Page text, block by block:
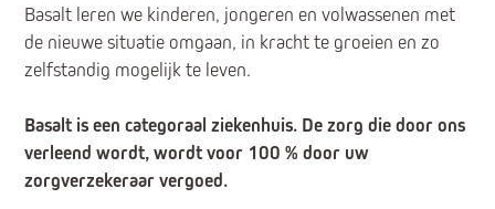
Basalt leren we kinderen, jongeren en volwassenen met
de nieuwe situatie omgaan, in kracht te groeien en zo
zelfstandig mogelijk te leven.
Basalt is een categoraal ziekenhuis. De zorg die door ons
verleend wordt, wordt voor 100 % door uw
zorgverzekeraar vergoed.